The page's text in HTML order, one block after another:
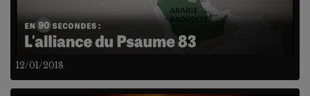
12/01/2018